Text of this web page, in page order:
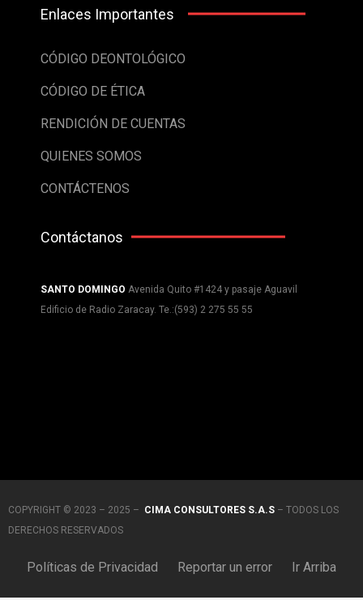
Enlaces Importantes
CÓDIGO DEONTOLÓGICO
CÓDIGO DE ÉTICA
RENDICIÓN DE CUENTAS
QUIENES SOMOS
CONTÁCTENOS
Contáctanos
SANTO DOMINGO Avenida Quito #1424 y pasaje Aguavil
Edificio de Radio Zaracay. Te.:(593) 2 275 55 55
COPYRIGHT © 2023 – 2025 – CIMA CONSULTORES S.A.S – TODOS LOS
DERECHOS RESERVADOS
Políticas de Privacidad Reportar un error Ir Arriba